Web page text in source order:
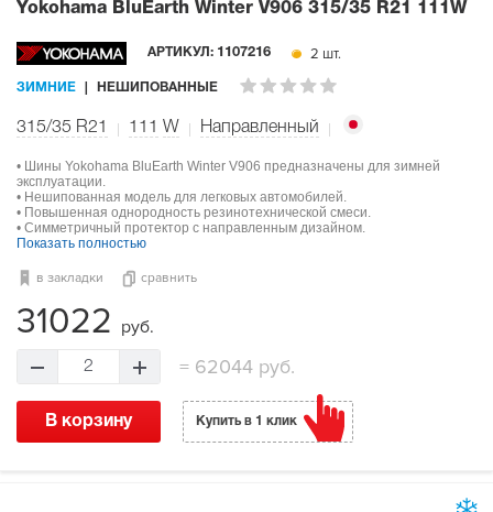
Yokohama BluEarth Winter V906 315/35 R21 111W
АРТИКУЛ: 1107216 2 шт.
ЗИМНИЕ НЕШИПОВАННЫЕ
315/35 R21 111 W Направленный
• Шины Yokohama BluEarth Winter V906 предназначены для зимней
эксплуатации.
• Нешипованная модель для легковых автомобилей.
• Повышенная однородность резинотехнической смеси.
• Симметричный протектор с направленным дизайном.
Показать полностью
в закладки сравнить
31022 руб.
2 = 62044 руб.
В корзину Купить в 1 клик